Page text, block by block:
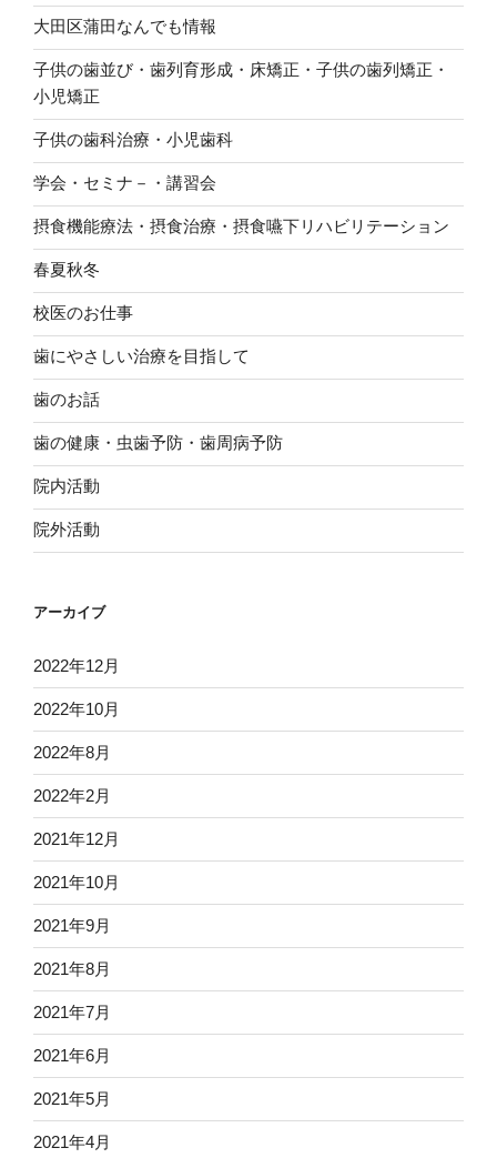
大田区蒲田なんでも情報
子供の歯並び・歯列育形成・床矯正・子供の歯列矯正・
小児矯正
子供の歯科治療・小児歯科
学会・セミナ－・講習会
摂食機能療法・摂食治療・摂食嚥下リハビリテーション
春夏秋冬
校医のお仕事
歯にやさしい治療を目指して
歯のお話
歯の健康・虫歯予防・歯周病予防
院内活動
院外活動
アーカイブ
2022年12月
2022年10月
2022年8月
2022年2月
2021年12月
2021年10月
2021年9月
2021年8月
2021年7月
2021年6月
2021年5月
2021年4月